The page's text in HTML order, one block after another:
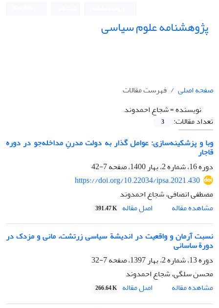
پژوهشنامه علوم سیاسی
صفحه اصلی
فهرست مقالات
نویسنده =شجاع احمدوند
تعداد مقالات:
3
وبا و پزشکینه‌سازی: عوامل گذار به دولت مدرنِ مداخله‌جو در دوره
قاجار
دوره 16، شماره 2، بهار 1400، صفحه
7-42
https://doi.org/10.22034/ipsa.2021.430
مصطفی انصافی، شجاع احمدوند
مشاهده مقاله
اصل مقاله 391.47 K
نسبت آرمان و واقعیت در اندیشة سیاسی زرتشت، مانی و مزدک در
دورة ساسانی
دوره 13، شماره 2، بهار 1397، صفحه
7-32
محسن سلگی، شجاع احمدوند
مشاهده مقاله
اصل مقاله 266.64 K